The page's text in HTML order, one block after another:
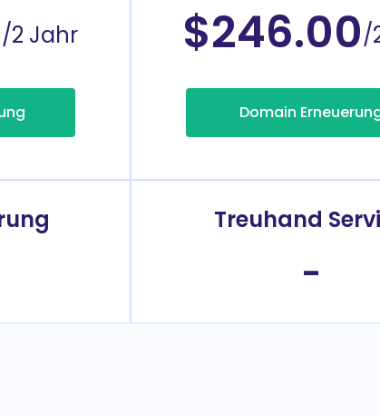
/2 Jahr $246.00/
Domain
Treuhand
-